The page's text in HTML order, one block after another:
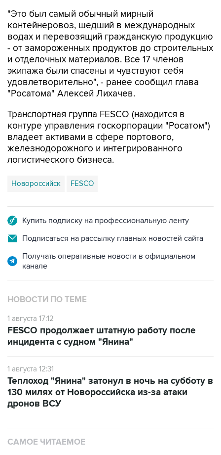
"Это был самый обычный мирный
контейнеровоз, шедший в международных
водах и перевозящий гражданскую продукцию
- от замороженных продуктов до строительных
и отделочных материалов. Все 17 членов
экипажа были спасены и чувствуют себя
удовлетворительно", - ранее сообщил глава
"Росатома" Алексей Лихачев.
Транспортная группа FESCO (находится в
контуре управления госкорпорации "Росатом")
владеет активами в сфере портового,
железнодорожного и интегрированного
логистического бизнеса.
Новороссийск FESCO
Купить подписку на профессиональную ленту
Подписаться на рассылку главных новостей сайта
Получать оперативные новости в официальном
канале
НОВОСТИ ПО ТЕМЕ
1 августа 17:12
FESCO продолжает штатную работу после
инцидента с судном "Янина"
1 августа 12:31
Теплоход "Янина" затонул в ночь на субботу в
130 милях от Новороссийска из-за атаки
дронов ВСУ
САМОЕ ЧИТАЕМОЕ